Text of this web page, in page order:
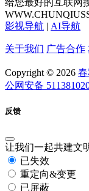
影视导航 | AI导航
关于我们 广告合作
Copyright © 2026
公网安备
反馈
让我们一起共建文
已失效
重定向&变更
已屏蔽